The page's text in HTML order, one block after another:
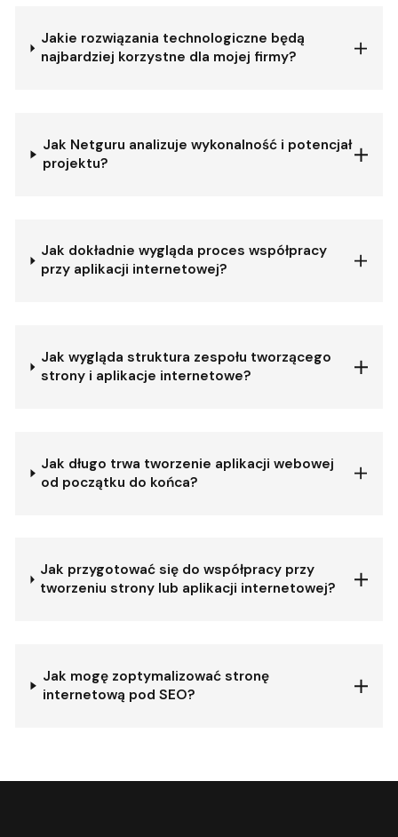
Jakie rozwiązania technologiczne będą
najbardziej korzystne dla mojej firmy?
Jak Netguru analizuje wykonalność i potencjał
projektu?
Jak dokładnie wygląda proces współpracy
przy aplikacji internetowej?
Jak wygląda struktura zespołu tworzącego
strony i aplikacje internetowe?
Jak długo trwa tworzenie aplikacji webowej
od początku do końca?
Jak przygotować się do współpracy przy
tworzeniu strony lub aplikacji internetowej?
Jak mogę zoptymalizować stronę
internetową pod SEO?